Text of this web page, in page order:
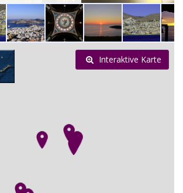
Interaktive Karte